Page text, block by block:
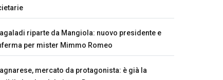
riparte da Mangiola: nuovo presidente e
per mister Mimmo Romeo
mercato da protagonista: è già la